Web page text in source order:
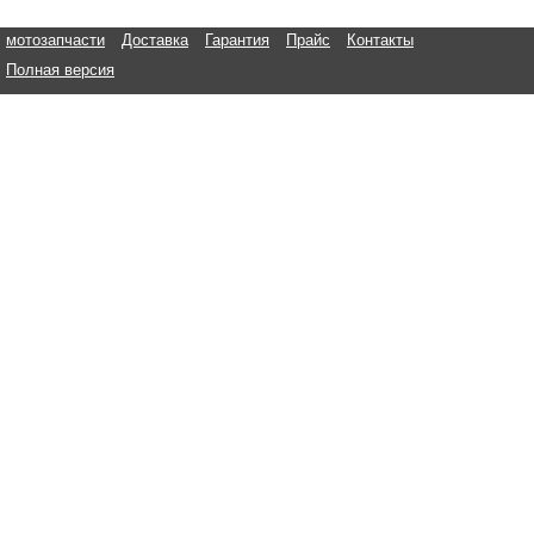
мотозапчасти Доставка Гарантия Прайс
Контакты
Полная версия